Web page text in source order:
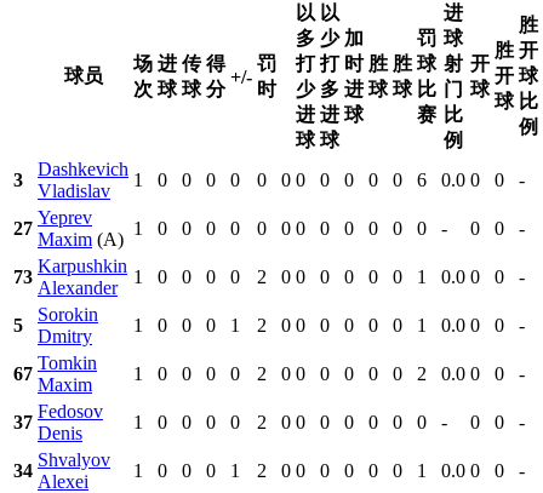
球员
场
次
进
球
传
球
得
分
+/-
罚
时
以
多
打
少
进
球
以
少
打
多
进
球
加
时
进
球
胜
球
胜
球
罚
球
比
赛
进
球
射
门
比
例
开
球
胜
开
球
胜
开
球
比
例
3
Dashkevich
Vladislav
1 0 0 0 0 0 0 0 0 0 0 0 6 0.0 0 0 -
27
Yeprev
Maxim (A)
1 0 0 0 0 0 0 0 0 0 0 0 0 - 0 0 -
73
Karpushkin
Alexander
1 0 0 0 0 2 0 0 0 0 0 0 1 0.0 0 0 -
5
Sorokin
Dmitry
1 0 0 0 1 2 0 0 0 0 0 0 1 0.0 0 0 -
67
Tomkin
Maxim
1 0 0 0 0 2 0 0 0 0 0 0 2 0.0 0 0 -
37
Fedosov
Denis
1 0 0 0 0 2 0 0 0 0 0 0 0 - 0 0 -
34
Shvalyov
Alexei
1 0 0 0 1 2 0 0 0 0 0 0 1 0.0 0 0 -